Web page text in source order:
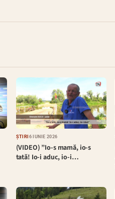
ȘTIRI 6 IUNIE 2026
(VIDEO) ”Io-s mamă, io-s
tată! Io-i aduc, io-i…